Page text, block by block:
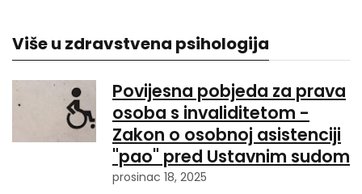
Više u zdravstvena psihologija
Povijesna pobjeda za prava
osoba s invaliditetom -
Zakon o osobnoj asistenciji
"pao" pred Ustavnim sudom
prosinac 18, 2025